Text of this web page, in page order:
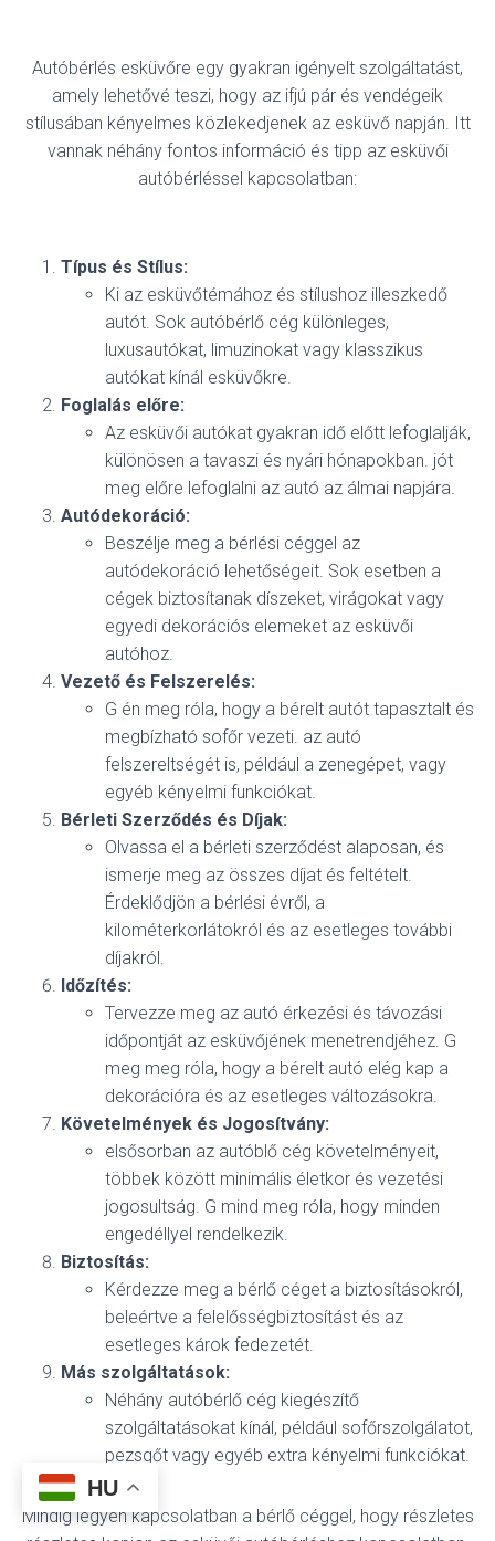
Autóbérlés esküvőre egy gyakran igényelt szolgáltatást,
amely lehetővé teszi, hogy az ifjú pár és vendégeik
stílusában kényelmes közlekedjenek az esküvő napján. Itt
vannak néhány fontos információ és tipp az esküvői
autóbérléssel kapcsolatban:
Típus és Stílus:
Ki az esküvőtémához és stílushoz illeszkedő
autót. Sok autóbérlő cég különleges,
luxusautókat, limuzinokat vagy klasszikus
autókat kínál esküvőkre.
Foglalás előre:
Az esküvői autókat gyakran idő előtt lefoglalják,
különösen a tavaszi és nyári hónapokban. jót
meg előre lefoglalni az autó az álmai napjára.
Autódekoráció:
Beszélje meg a bérlési céggel az
autódekoráció lehetőségeit. Sok esetben a
cégek biztosítanak díszeket, virágokat vagy
egyedi dekorációs elemeket az esküvői
autóhoz.
Vezető és Felszerelés:
G én meg róla, hogy a bérelt autót tapasztalt és
megbízható sofőr vezeti. az autó
felszereltségét is, például a zenegépet, vagy
egyéb kényelmi funkciókat.
Bérleti Szerződés és Díjak:
Olvassa el a bérleti szerződést alaposan, és
ismerje meg az összes díjat és feltételt.
Érdeklődjön a bérlési évről, a
kilométerkorlátokról és az esetleges további
díjakról.
Időzítés:
Tervezze meg az autó érkezési és távozási
időpontját az esküvőjének menetrendjéhez. G
meg meg róla, hogy a bérelt autó elég kap a
dekorációra és az esetleges változásokra.
Követelmények és Jogosítvány:
elsősorban az autóblő cég követelményeit,
többek között minimális életkor és vezetési
jogosultság. G mind meg róla, hogy minden
engedéllyel rendelkezik.
Biztosítás:
Kérdezze meg a bérlő céget a biztosításokról,
beleértve a felelősségbiztosítást és az
esetleges károk fedezetét.
Más szolgáltatások:
Néhány autóbérlő cég kiegészítő
szolgáltatásokat kínál, például sofőrszolgálatot,
pezsgőt vagy egyéb extra kényelmi funkciókat.
Mindig legyen kapcsolatban a bérlő céggel, hogy részletes
HU